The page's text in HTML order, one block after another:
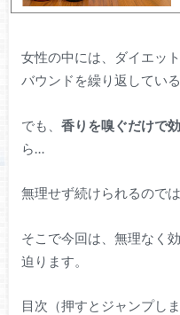
女性の中には、ダイエッ
バウンドを繰り返してい
でも、 香りを嗅ぐだけで
ら…
無理せず続けられるので
そこで今回は、無理なく
迫ります。
目次（押すとジャンプしま